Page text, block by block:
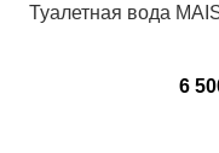
Туалетная вода
6